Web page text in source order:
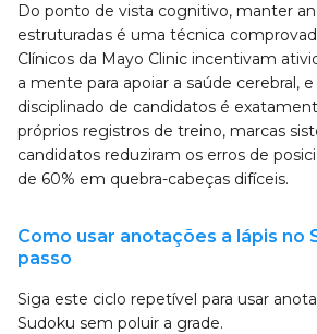
Do ponto de vista cognitivo, manter
estruturadas é uma técnica
Clínicos da Mayo Clinic incentivam
a mente para apoiar a saúde cerebral,
disciplinado de candidatos é
próprios registros de treino, marcas
candidatos reduziram os erros de
de 60% em quebra-cabeças difíceis.
Como usar anotações a lápis no
passo
Siga este ciclo repetível para usar
Sudoku sem poluir a grade.